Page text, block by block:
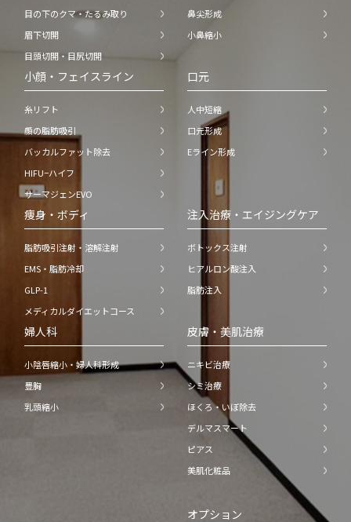
目の下のクマ・たるみ取り
眉下切開
目頭切開・目尻切開
鼻尖形成
小鼻縮小
小顔・フェイスライン
糸リフト
顔の脂肪吸引
バッカルファット除去
HIFU−ハイフ
サーマジェンEVO
口元
人中短縮
口元形成
Eライン形成
痩身・ボディ
脂肪吸引注射・溶解注射
EMS・脂肪冷却
GLP-1
メディカルダイエットコース
注入治療・エイジングケア
ボトックス注射
ヒアルロン酸注入
脂肪注入
婦人科
小陰唇縮小・婦人科形成
豊胸
乳頭縮小
皮膚・美肌治療
ニキビ治療
シミ治療
ほくろ・いぼ除去
デルマスマート
ピアス
美肌化粧品
オプション